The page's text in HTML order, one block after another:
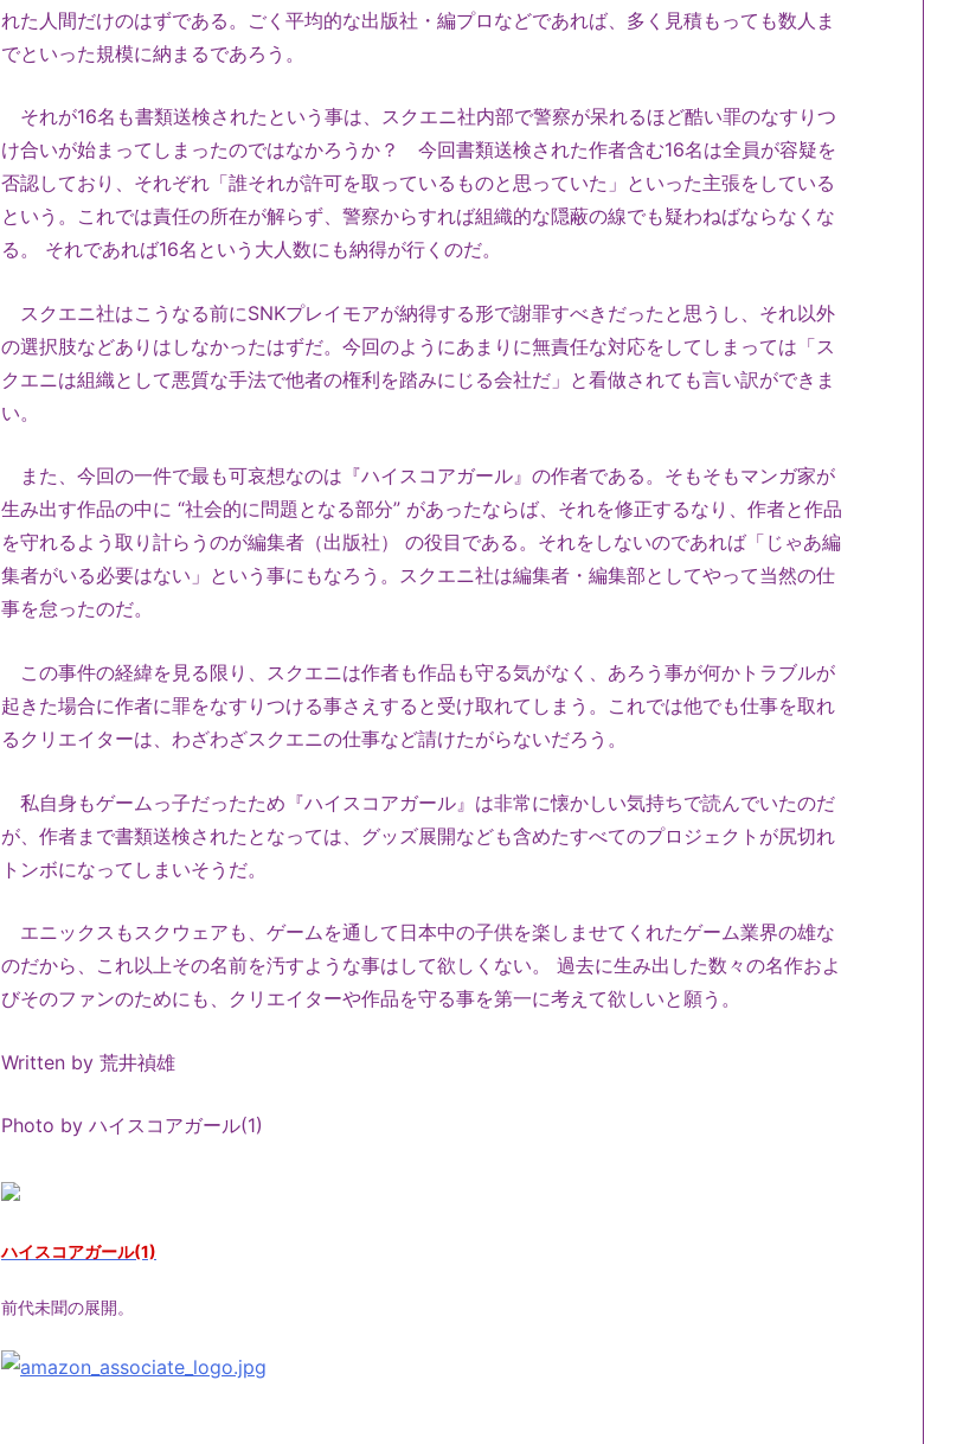
れた人間だけのはずである。ごく平均的な出版社・編プロなどであれば、多く見積もっても数人ま
でといった規模に納まるであろう。
それが16名も書類送検されたという事は、スクエニ社内部で警察が呆れるほど酷い罪のなすりつ
け合いが始まってしまったのではなかろうか？ 今回書類送検された作者含む16名は全員が容疑を
否認しており、それぞれ「誰それが許可を取っているものと思っていた」といった主張をしている
という。これでは責任の所在が解らず、警察からすれば組織的な隠蔽の線でも疑わねばならなくな
る。 それであれば16名という大人数にも納得が行くのだ。
スクエニ社はこうなる前にSNKプレイモアが納得する形で謝罪すべきだったと思うし、それ以外
の選択肢などありはしなかったはずだ。今回のようにあまりに無責任な対応をしてしまっては「ス
クエニは組織として悪質な手法で他者の権利を踏みにじる会社だ」と看做されても言い訳ができま
い。
また、今回の一件で最も可哀想なのは『ハイスコアガール』の作者である。そもそもマンガ家が
生み出す作品の中に “社会的に問題となる部分” があったならば、それを修正するなり、作者と作品
を守れるよう取り計らうのが編集者（出版社） の役目である。それをしないのであれば「じゃあ編
集者がいる必要はない」という事にもなろう。スクエニ社は編集者・編集部としてやって当然の仕
事を怠ったのだ。
この事件の経緯を見る限り、スクエニは作者も作品も守る気がなく、あろう事が何かトラブルが
起きた場合に作者に罪をなすりつける事さえすると受け取れてしまう。これでは他でも仕事を取れ
るクリエイターは、わざわざスクエニの仕事など請けたがらないだろう。
私自身もゲームっ子だったため『ハイスコアガール』は非常に懐かしい気持ちで読んでいたのだ
が、作者まで書類送検されたとなっては、グッズ展開なども含めたすべてのプロジェクトが尻切れ
トンボになってしまいそうだ。
エニックスもスクウェアも、ゲームを通して日本中の子供を楽しませてくれたゲーム業界の雄な
のだから、これ以上その名前を汚すような事はして欲しくない。 過去に生み出した数々の名作およ
びそのファンのためにも、クリエイターや作品を守る事を第一に考えて欲しいと願う。
Written by 荒井禎雄
Photo by ハイスコアガール(1)
ハイスコアガール(1)
前代未聞の展開。